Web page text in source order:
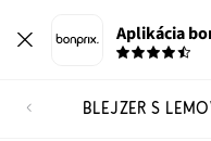
Aplikácia
BLEJZER S